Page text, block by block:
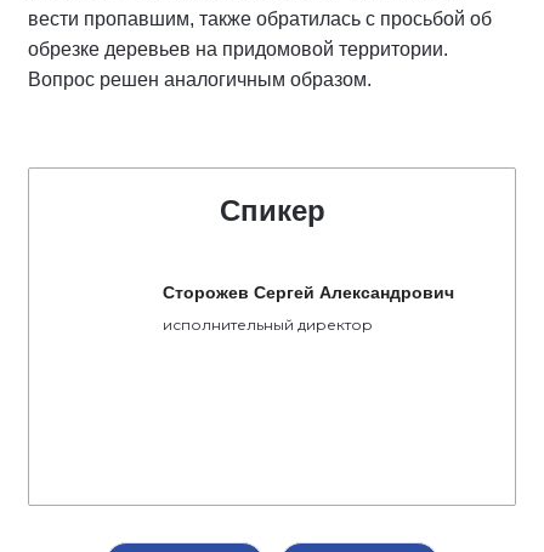
вести пропавшим, также обратилась с просьбой об
обрезке деревьев на придомовой территории.
Вопрос решен аналогичным образом.
Спикер
Сторожев Сергей Александрович
исполнительный директор